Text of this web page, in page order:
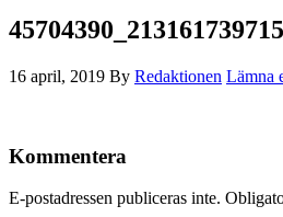
16 april, 2019 By Redaktionen Lämna
Kommentera
E-postadressen publiceras inte.